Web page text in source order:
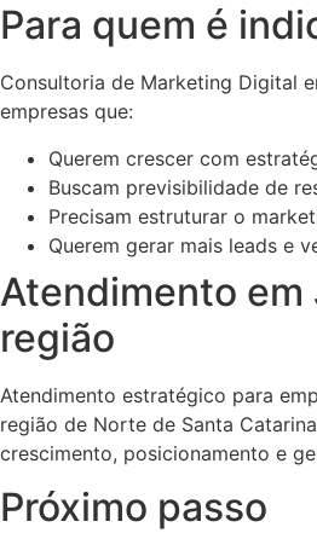
Para quem é
Consultoria de Marketing Digital
empresas que:
Querem crescer com
Buscam previsibilidade de
Precisam estruturar o
Querem gerar mais leads e
Atendimento em
região
Atendimento estratégico para
região de Norte de Santa
crescimento, posicionamento e
Próximo passo